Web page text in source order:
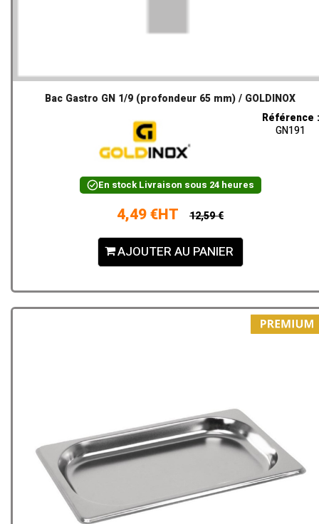
Bac Gastro GN 1/9 (profondeur 65 mm) / GOLDINOX
Référence :
GN191
En stockLivraison sous 24 heures
4,49 €HT 12,59 €
AJOUTER AU PANIER